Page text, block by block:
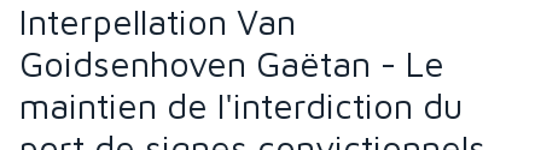
Interpellation Van
Goidsenhoven Gaëtan - Le
maintien de l'interdiction du